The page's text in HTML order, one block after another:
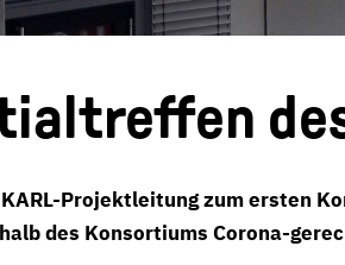
Projektleitung zum ersten
des Konsortiums Corona-